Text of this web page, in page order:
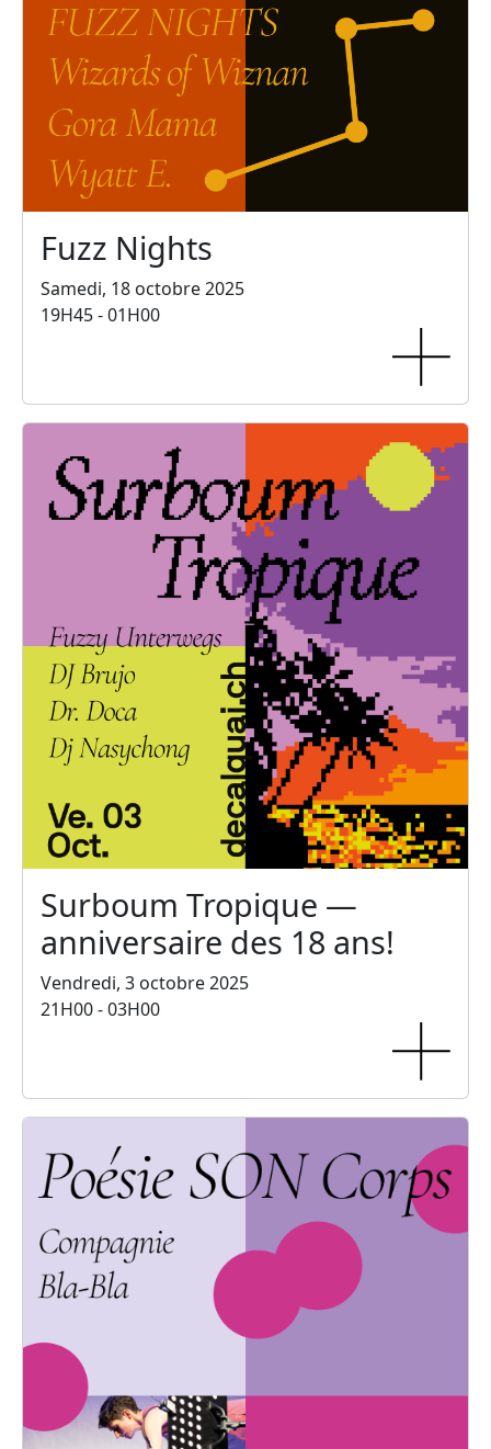
Fuzz Nights
Samedi, 18 octobre 2025
19H45 - 01H00
Surboum Tropique —
anniversaire des 18 ans!
Vendredi, 3 octobre 2025
21H00 - 03H00